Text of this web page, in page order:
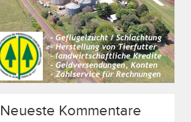
Neueste Kommentare